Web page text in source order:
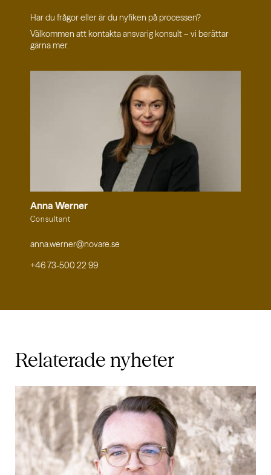
Har du frågor eller är du nyfiken på processen?
Välkommen att kontakta ansvarig konsult – vi berättar
gärna mer.
Anna Werner
Consultant
anna.werner@novare.se
+46 73-500 22 99
Relaterade nyheter